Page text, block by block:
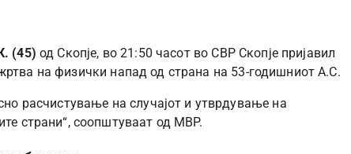
(45) од Скопје, во 21:50 часот во СВР Скопје пријавил
на физички напад од страна на 53-годишниот А.С.
расчистување на случајот и утврдување на
страни“, соопштуваат од МВР.